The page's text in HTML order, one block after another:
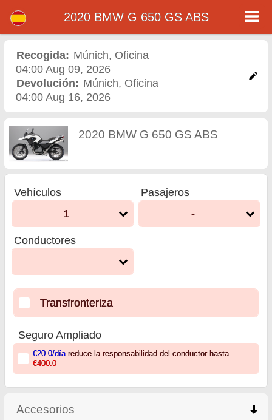
2020 BMW G 650 GS ABS
- Alquiler de motos en
Múnich
2020 BMW G 650 GS ABS
Recogida: Múnich, Oficina
04:00 Aug 09, 2026
Devolución: Múnich, Oficina
04:00 Aug 16, 2026
2020 BMW G 650 GS ABS
Vehículos
1
Pasajeros
-
Conductores
Transfronteriza
Seguro Ampliado
€20.0/díareduce la responsabilidad del conductor hasta
€400.0
Accesorios